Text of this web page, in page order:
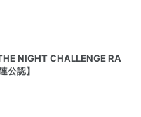
NIGHT CHALLENGE RA
公認】